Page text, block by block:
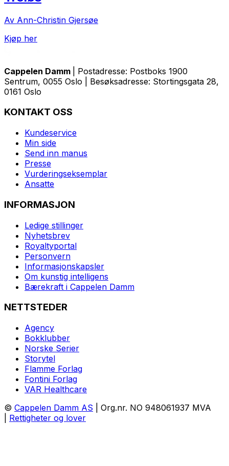
Av Ann-Christin Gjersøe
Kjøp her
Cappelen Damm
| Postadresse: Postboks 1900
Sentrum, 0055 Oslo | Besøksadresse: Stortingsgata 28,
0161 Oslo
KONTAKT OSS
Kundeservice
Min side
Send inn manus
Presse
Vurderingseksemplar
Ansatte
INFORMASJON
Ledige stillinger
Nyhetsbrev
Royaltyportal
Personvern
Informasjonskapsler
Om kunstig intelligens
Bærekraft i Cappelen Damm
NETTSTEDER
Agency
Bokklubber
Norske Serier
Storytel
Flamme Forlag
Fontini Forlag
VAR Healthcare
© Cappelen Damm AS | Org.nr. NO 948061937 MVA
Rettigheter og lover